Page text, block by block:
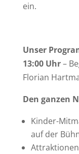
ein.
Unser
13:00 Uhr–
Florian
Den ganzen
Kinder-
auf der